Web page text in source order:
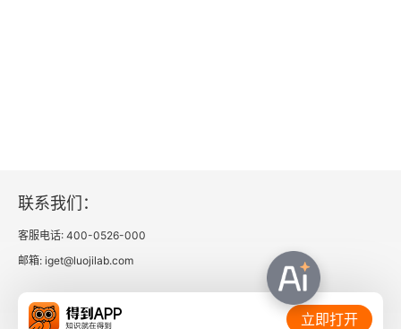
联系我们：
客服电话: 400-0526-000
邮箱: iget@luojilab.com
相关链接： 立即打开